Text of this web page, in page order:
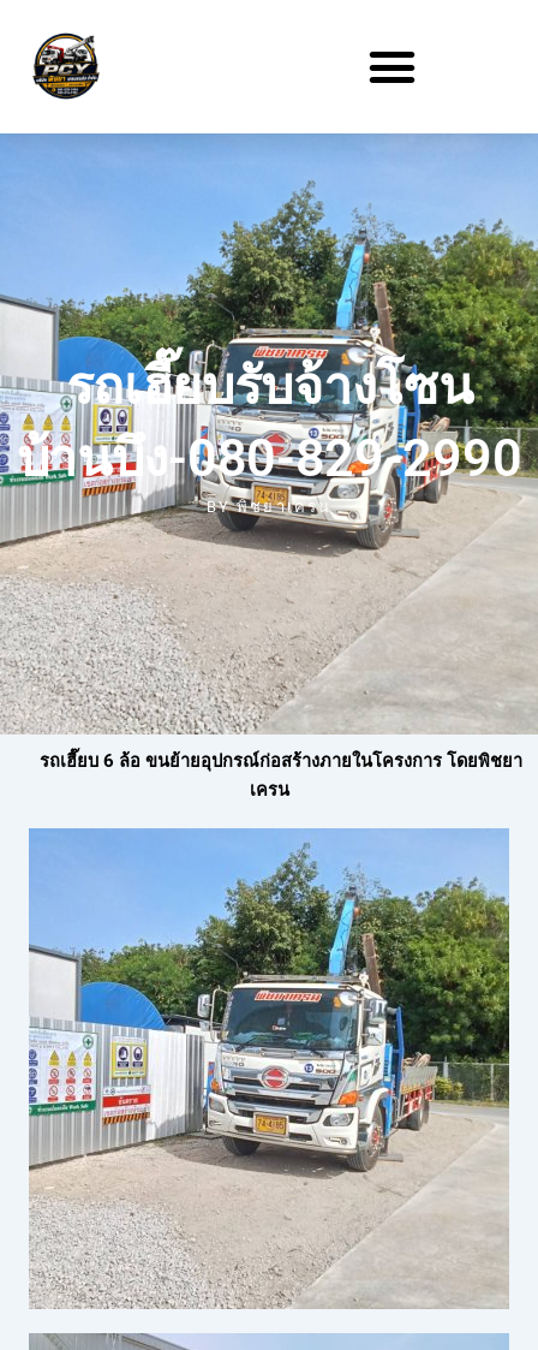
รถเฮี๊ยบรับจ้างโซน
บ้านบึง-080-829-2990
BYพิชยาเครน
รถเฮี๊ยบ 6 ล้อ ขนย้ายอุปกรณ์ก่อสร้างภายในโครงการ โดยพิชยา
เครน